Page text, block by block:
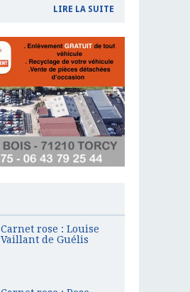
LIRE LA SUITE
Carnet rose : Louise
Vaillant de Guélis